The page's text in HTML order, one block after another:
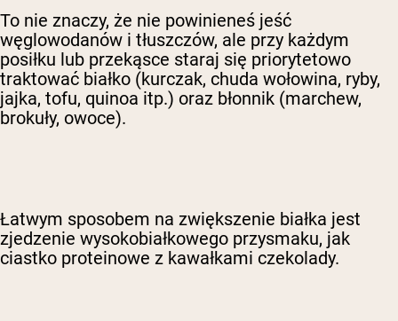
To nie znaczy, że nie powinieneś jeść
węglowodanów i tłuszczów, ale przy każdym
posiłku lub przekąsce staraj się priorytetowo
traktować białko (kurczak, chuda wołowina, ryby,
jajka, tofu, quinoa itp.) oraz błonnik (marchew,
brokuły, owoce).
Łatwym sposobem na zwiększenie białka jest
zjedzenie wysokobiałkowego przysmaku, jak
ciastko proteinowe z kawałkami czekolady.